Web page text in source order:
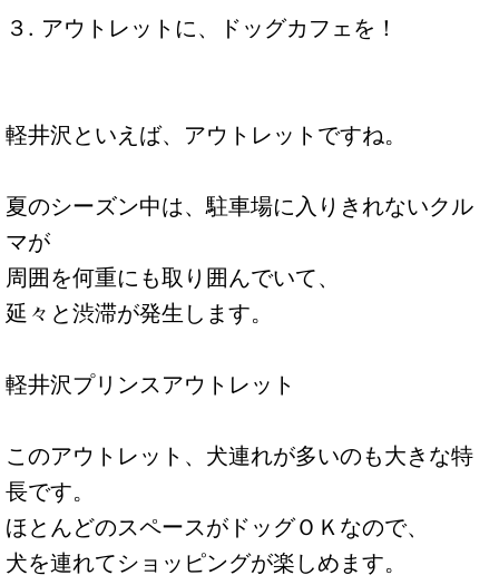
３. アウトレットに、ドッグカフェを！
軽井沢といえば、アウトレットですね。
夏のシーズン中は、駐車場に入りきれないクル
マが
周囲を何重にも取り囲んでいて、
延々と渋滞が発生します。
軽井沢プリンスアウトレット
このアウトレット、犬連れが多いのも大きな特
長です。
ほとんどのスペースがドッグＯＫなので、
犬を連れてショッピングが楽しめます。